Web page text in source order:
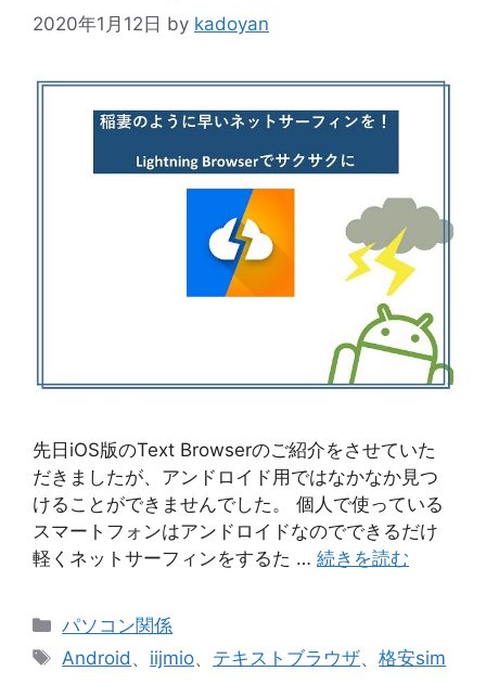
2020年1月12日 by kadoyan
先日iOS版のText Browserのご紹介をさせていた
だきましたが、アンドロイド用ではなかなか見つ
けることができませんでした。 個人で使っている
スマートフォンはアンドロイドなのでできるだけ
軽くネットサーフィンをするた … 続きを読む
カ
テ
パソコン関係
タ
Android 、 iijmio、 テキストブラウザ、格安sim